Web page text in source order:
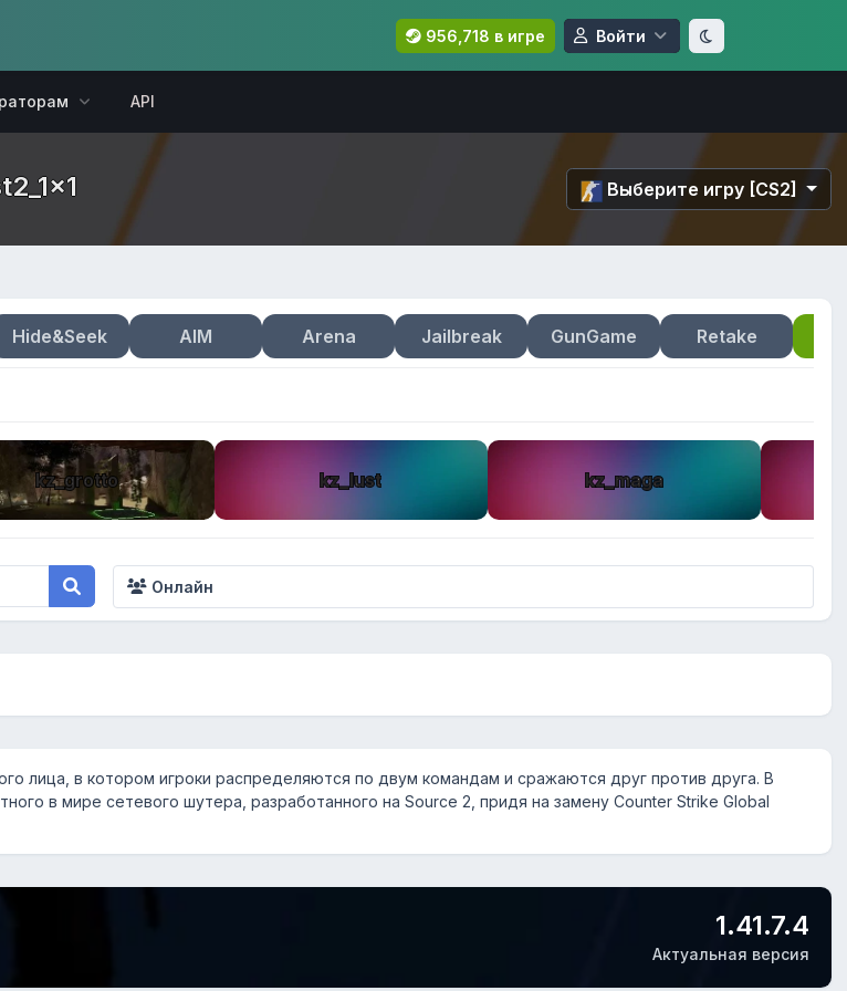
956,718 в игре Войти
API
Выберите игру [CS2]
Hide&Seek AIM Arena Jailbreak GunGame Retake
kz_grotto kz_lust kz_maga
Онлайн
лица, в котором игроки распределяются по двум командам и сражаются друг против друга. В
в мире сетевого шутера, разработанного на Source 2, придя на замену Counter Strike Global
1.41.7.4
Актуальная версия